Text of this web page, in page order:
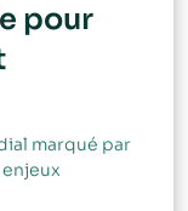
pour
marqué par